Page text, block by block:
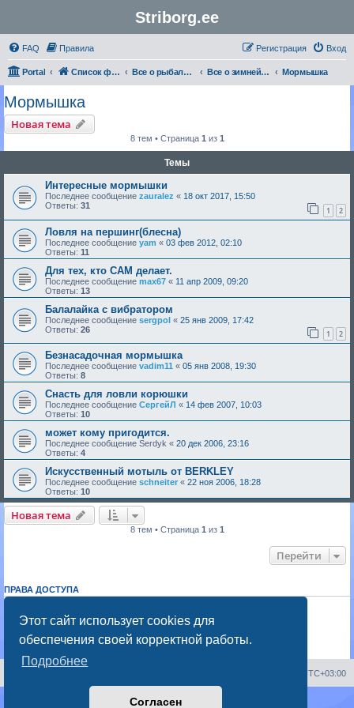
Этот сайт использует cookies для
обеспечения своей корректной работы.
Подробнее
Согласен
Striborg.ee
FAQ Правила Вход
Регистрация
Portal Список форумов Все о рыбалке | Секреты Мастерства Все о зимней рыбалке Мормышка
Мормышка
Новая тема
8 тем • Страница 1 из 1
Темы
Интересные мормышки
Последнее сообщение zauralez « 18 окт 2017, 15:50
Ответы: 31 1 2
Ловля на першинг(блесна)
Последнее сообщение yam « 03 фев 2012, 02:10
Ответы: 11
Для тех, кто САМ делает.
Последнее сообщение max67 « 11 апр 2009, 09:20
Ответы: 13
Балалайка с вибратором
Последнее сообщение sergpol « 25 янв 2009, 17:42
Ответы: 26 1 2
Безнасадочная мормышка
Последнее сообщение vadim11 « 05 янв 2008, 19:30
Ответы: 8
Снасть для ловли корюшки
Последнее сообщение СергейЛ « 14 фев 2007, 10:03
Ответы: 10
может кому пригодится.
Последнее сообщение Serdyk « 20 дек 2006, 23:16
Ответы: 4
Искусственный мотыль от BERKLEY
Последнее сообщение schneiter « 22 ноя 2006, 18:28
Ответы: 10
Новая тема
8 тем • Страница 1 из 1
Перейти
ПРАВА ДОСТУПА
не можете
отвечать на сообщения
не можетередактировать свои сообщения
не можетеудалять свои сообщения
UTC+03:00
Создано на основеphpBB® Forum Software © phpBB Limited